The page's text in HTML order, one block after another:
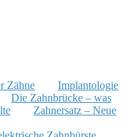
Zähne
Implantologie
Die Zahnbrücke – was
Zahnersatz – Neue